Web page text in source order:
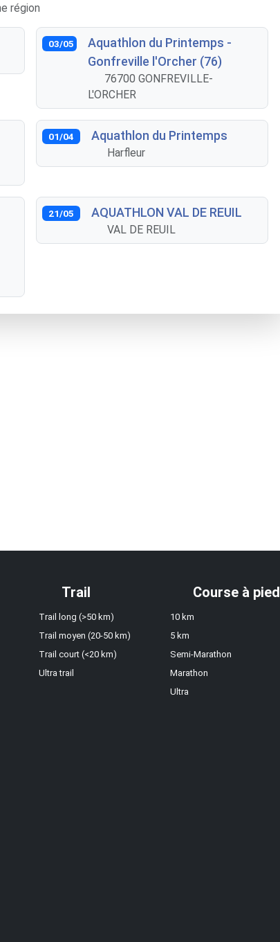
région
03/05
Aquathlon du Printemps -
Gonfreville l'Orcher (76)
76700 GONFREVILLE-
L'ORCHER
01/04 Aquathlon du Printemps
Harfleur
21/05 AQUATHLON VAL DE REUIL
VAL DE REUIL
Trail
Trail long (>50 km)
Trail moyen (20-50 km)
Trail court (<20 km)
Ultra trail
Course à pied
10 km
5 km
Semi-Marathon
Marathon
Ultra